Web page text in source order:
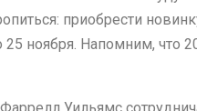
приобрести
ноября. Напомним, что